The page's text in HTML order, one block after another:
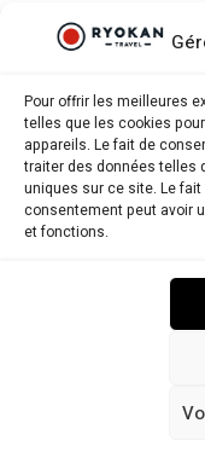
Pour offrir les meilleures
telles que les cookies
appareils. Le fait de
traiter des données telles
uniques sur ce site. Le
consentement peut avoir
et fonctions.
Ryokantravel.fr ©
MENTIONS LÉGALES
POLITIQUE DE
RYOKANTRAVEL USA